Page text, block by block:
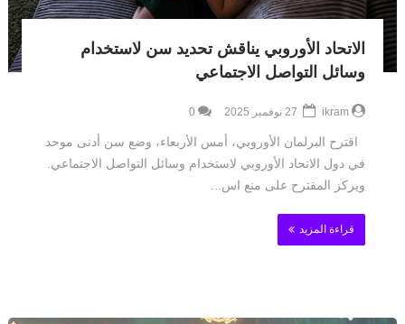
الاتحاد الأوروبي يناقش تحديد سن لاستخدام
وسائل التواصل الاجتماعي
ikram
0
اقترح البرلمان الأوروبي، أمس الأربعاء، وضع سن أدنى موحد
في دول الاتحاد الأوروبي لاستخدام وسائل التواصل الاجتماعي.
ويركز المقترح على منع اس...
قراءة المزيد